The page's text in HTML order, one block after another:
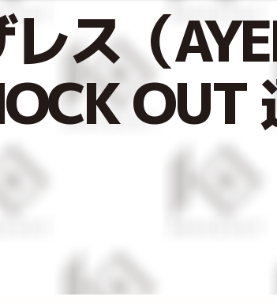
ス（
OUT